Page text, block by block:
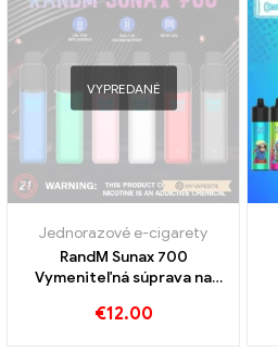
VYPREDANÉ
Jednorazové e-cigarety
RandM Sunax 700
Vymeniteľná súprava na
€12.00